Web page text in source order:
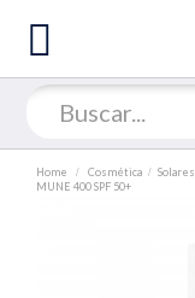
Home Cosmética Solares
MUNE 400 SPF 50+